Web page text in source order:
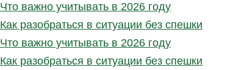
Что важно учитывать в 2026 году
Как разобраться в ситуации без спешки
Что важно учитывать в 2026 году
Как разобраться в ситуации без спешки